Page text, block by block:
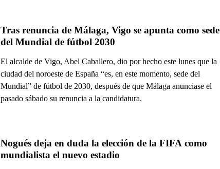
Tras renuncia de Málaga, Vigo se apunta como sede
del Mundial de fútbol 2030
El alcalde de Vigo, Abel Caballero, dio por hecho este lunes que la
ciudad del noroeste de España “es, en este momento, sede del
Mundial” de fútbol de 2030, después de que Málaga anunciase el
pasado sábado su renuncia a la candidatura.
Nogués deja en duda la elección de la FIFA como
mundialista el nuevo estadio